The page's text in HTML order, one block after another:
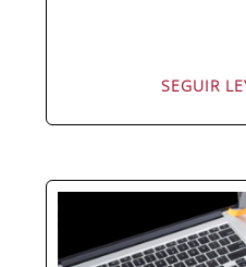
SEGUIR
Hay personas que
dirección y hay
La diferencia no